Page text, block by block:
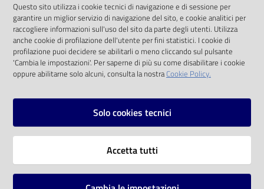
Chiedi al
bibliotecario
Avvisi
solo alle condizioni previste dalla direttiva
comunitaria 2003/98/CE e dal d.lgs. 36/2006
SOCIAL
Instagram
Vai alla pagina
Questo sito utilizza i cookie tecnici di navigazione e di sessione per
garantire un miglior servizio di navigazione del sito, e cookie analitici per
raccogliere informazioni sull'uso del sito da parte degli utenti. Utilizza
anche cookie di profilazione dell'utente per fini statistici. I cookie di
profilazione puoi decidere se abilitarli o meno cliccando sul pulsante
'Cambia le impostazioni'. Per saperne di più su come disabilitare i cookie
oppure abilitarne solo alcuni, consulta la nostraCookie Policy.
Solo cookies tecnici
Accetta tutti